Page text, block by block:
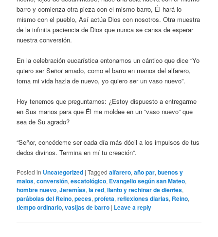
barro y comienza otra pieza con el mismo barro, Él hará lo
mismo con el pueblo, Así actúa Dios con nosotros. Otra muestra
de la infinita paciencia de Dios que nunca se cansa de esperar
nuestra conversión.
En la celebración eucarística entonamos un cántico que dice “Yo
quiero ser Señor amado, como el barro en manos del alfarero,
toma mi vida hazla de nuevo, yo quiero ser un vaso nuevo”.
Hoy tenemos que preguntarnos: ¿Estoy dispuesto a entregarme
en Sus manos para que Él me moldee en un “vaso nuevo” que
sea de Su agrado?
“Señor, concédeme ser cada día más dócil a los impulsos de tus
dedos divinos. Termina en mí tu creación”.
Posted in Uncategorized |Tagged alfarero,año par,buenos y
malos,conversión,escatológico, Evangelio según san Mateo,
hombre nuevo,Jeremías,la red,llanto y rechinar de dientes,
parábolas del Reino,peces,profeta,reflexiones diarias, Reino,
tiempo ordinario,vasijas de barro | Leave a reply